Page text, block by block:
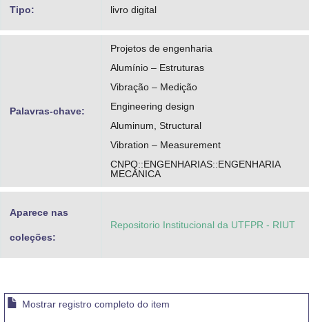
Tipo: livro digital
Palavras-chave:
Projetos de engenharia
Alumínio – Estruturas
Vibração – Medição
Engineering design
Aluminum, Structural
Vibration – Measurement
CNPQ::ENGENHARIAS::ENGENHARIA
MECANICA
Aparece nas
coleções:
Repositorio Institucional da UTFPR - RIUT
Mostrar registro completo do item